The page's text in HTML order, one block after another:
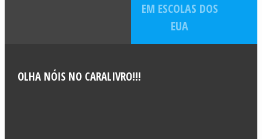
EM ESCOLAS DOS
EUA
OLHA NÓIS NO CARALIVRO!!!